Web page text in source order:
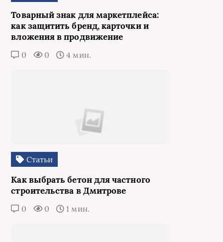
Товарный знак для маркетплейса:
как защитить бренд, карточки и
вложения в продвижение
0 0 4 мин.
Статьи
Как выбрать бетон для частного
строительства в Дмитрове
0 0 1 мин.